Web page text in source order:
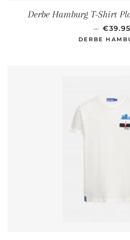
Derbe Hamburg T-Shirt
— €39.95
DERBE